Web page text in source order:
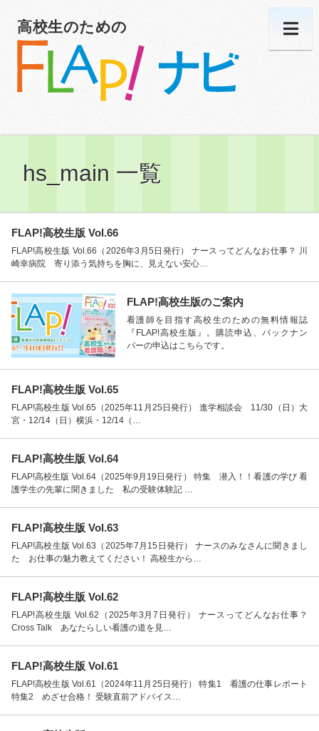
高校生のための
hs_main 一覧
FLAP!高校生版 Vol.66
FLAP!高校生版 Vol.66（2026年3月5日発行） ナースってどんなお仕事？ 川
崎幸病院 寄り添う気持ちを胸に、見えない安心…
FLAP!高校生版のご案内
看護師を目指す高校生のための無料情報誌
『FLAP!高校生版』。購読申込、バックナン
バーの申込はこちらです。
FLAP!高校生版 Vol.65
FLAP!高校生版 Vol.65（2025年11月25日発行） 進学相談会 11/30（日）大
宮・12/14（日）横浜・12/14（…
FLAP!高校生版 Vol.64
FLAP!高校生版 Vol.64（2025年9月19日発行） 特集 潜入！！看護の学び 看
護学生の先輩に聞きました 私の受験体験記 …
FLAP!高校生版 Vol.63
FLAP!高校生版 Vol.63（2025年7月15日発行） ナースのみなさんに聞きまし
た お仕事の魅力教えてください！ 高校生から…
FLAP!高校生版 Vol.62
FLAP!高校生版 Vol.62（2025年3月7日発行） ナースってどんなお仕事？
Cross Talk あなたらしい看護の道を見…
FLAP!高校生版 Vol.61
FLAP!高校生版 Vol.61（2024年11月25日発行） 特集1 看護の仕事レポート
特集2 めざせ合格！ 受験直前アドバイス…